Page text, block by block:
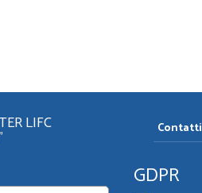
LIFC Contatti
GDPR